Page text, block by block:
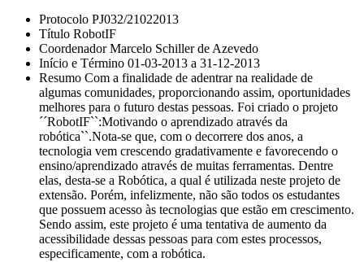
Protocolo PJ032/21022013
Título RobotIF
Coordenador Marcelo Schiller de Azevedo
Início e Término 01-03-2013 a 31-12-2013
Resumo Com a finalidade de adentrar na realidade de
algumas comunidades, proporcionando assim, oportunidades
melhores para o futuro destas pessoas. Foi criado o projeto
´´RobotIF``:Motivando o aprendizado através da
robótica``.Nota-se que, com o decorrere dos anos, a
tecnologia vem crescendo gradativamente e favorecendo o
ensino/aprendizado através de muitas ferramentas. Dentre
elas, desta-se a Robótica, a qual é utilizada neste projeto de
extensão. Porém, infelizmente, não são todos os estudantes
que possuem acesso às tecnologias que estão em crescimento.
Sendo assim, este projeto é uma tentativa de aumento da
acessibilidade dessas pessoas para com estes processos,
especificamente, com a robótica.